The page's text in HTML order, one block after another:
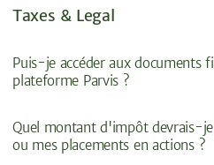
Taxes & Legal
Puis-je accéder aux documents
plateforme Parvis ?
Quel montant d'impôt devrais-
ou mes placements en actions ?